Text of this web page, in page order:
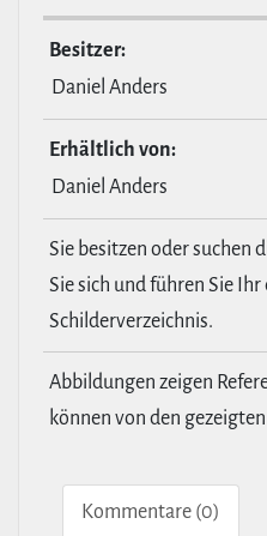
Besitzer:
Daniel Anders
Erhält­lich von:
Daniel Anders
Sie besitzen oder suchen
Sie sich und führen Sie Ihr
Schilderverzeichnis.
Abbildungen zeigen
können von den
Kom­men­tare (0)